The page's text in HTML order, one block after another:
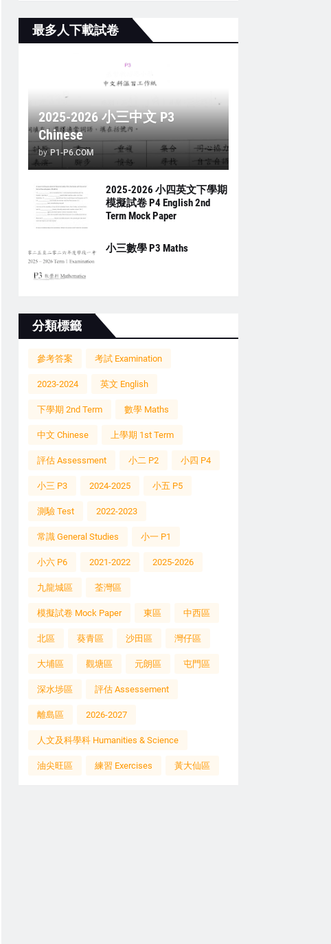
最多人下載試卷
2025-2026 小三中文 P3
Chinese
by P1-P6.COM
2025-2026 小四英文下學期
模擬試卷 P4 English 2nd
Term Mock Paper
小三數學 P3 Maths
分類標籤
參考答案 考試 Examination
2023-2024 英文 English
下學期 2nd Term 數學 Maths
中文 Chinese 上學期 1st Term
評估 Assessment 小二 P2 小四 P4
小三 P3 2024-2025 小五 P5
測驗 Test 2022-2023
常識 General Studies 小一 P1
小六 P6 2021-2022 2025-2026
九龍城區 荃灣區
模擬試卷 Mock Paper 東區 中西區
北區 葵青區 沙田區 灣仔區
大埔區 觀塘區 元朗區 屯門區
深水埗區 評估 Assessement
離島區 2026-2027
人文及科學科 Humanities & Science
油尖旺區 練習 Exercises 黃大仙區